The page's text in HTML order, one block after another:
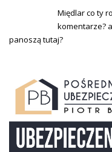
Międlar co ty
komentarze?
panoszą tutaj?